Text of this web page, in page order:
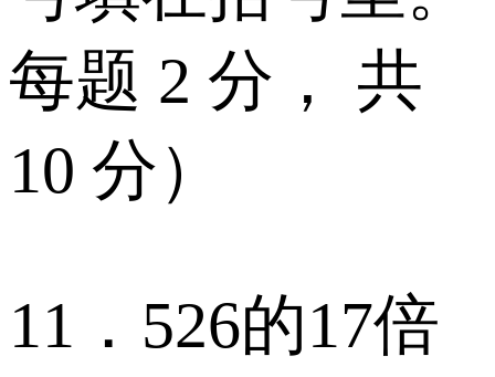
每题 2 分， 共
10 分）
11．526的17倍